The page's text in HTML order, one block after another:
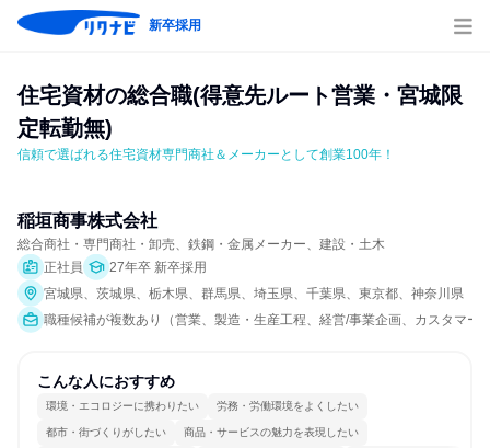
新卒採用
住宅資材の総合職(得意先ルート営業・宮城限
定転勤無)
信頼で選ばれる住宅資材専門商社＆メーカーとして創業100年！
稲垣商事株式会社
総合商社・専門商社・卸売、鉄鋼・金属メーカー、建設・土木
正社員
27年卒 新卒採用
宮城県、茨城県、栃木県、群馬県、埼玉県、千葉県、東京都、神奈川県
職種候補が複数あり（営業、製造・生産工程、経営/事業企画、カスタマー
こんな人におすすめ
環境・エコロジーに携わりたい 労務・労働環境をよくしたい
都市・街づくりがしたい 商品・サービスの魅力を表現したい